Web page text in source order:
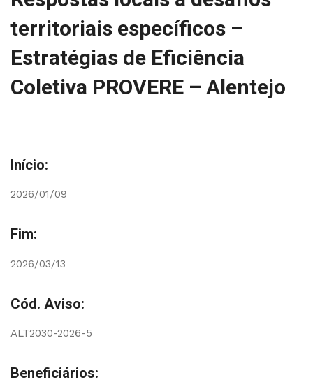
territoriais específicos –
Estratégias de Eficiência
Coletiva PROVERE – Alentejo
Início:
2026/01/09
Fim:
2026/03/13
Cód. Aviso:
ALT2030-2026-5
Beneficiários: